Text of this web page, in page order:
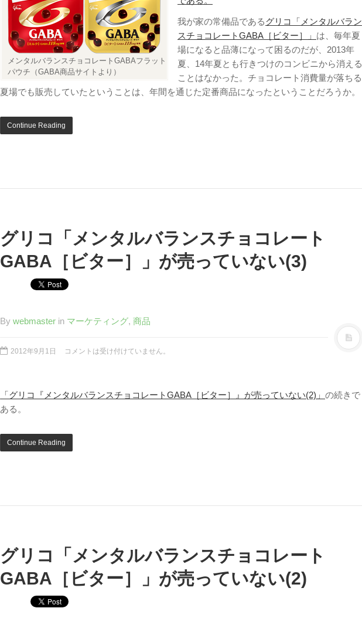
メンタルバランスチョコレートGABAフラット
パウチ（GABA商品サイトより）
我が家の常備品であるグリコ「メンタルバラン
スチョコレートGABA［ビター］」 は、毎年夏
場になると品薄になって困るのだが、2013年
夏、14年夏とも行きつけのコンビニから消える
ことはなかった。チョコレート消費量が落ちる
夏場でも販売していたということは、年間を通じた定番商品になったということだろうか。
Continue Reading
グリコ「メンタルバランスチョコレート
GABA［ビター］」が売っていない(3)
By webmaster in マーケティング, 商品
2012年9月1日 コメントは受け付けていません。
「グリコ『メンタルバランスチョコレートGABA［ビター］』が売っていない(2)」 の続きで
ある。
Continue Reading
グリコ「メンタルバランスチョコレート
GABA［ビター］」が売っていない(2)